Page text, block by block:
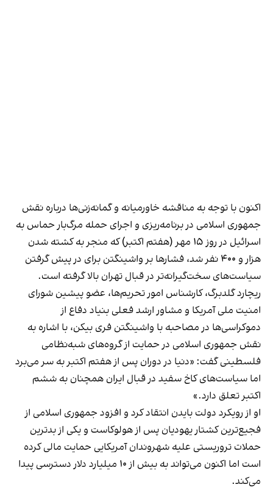
اکنون با توجه به مناقشه خاورمیانه و گمانه‌زنی‌ها درباره نقش
جمهوری اسلامی در برنامه‌ریزی و اجرای حمله مرگ‌بار حماس به
اسرائیل در روز ۱۵ مهر (هفتم اکتبر) که منجر به کشته شدن
هزار و ۴۰۰ نفر شد، فشارها بر واشینگتن برای در پیش گرفتن
سیاست‌های سخت‌گیرانه‌تر در قبال تهران بالا گرفته است.
ریچارد گلدبرگ، کارشناس امور تحریم‌ها، عضو پیشین شورای
امنیت ملی آمریکا و مشاور ارشد فعلی بنیاد دفاع از
دموکراسی‌ها در مصاحبه با واشینگتن فری بیکن، با اشاره به
نقش جمهوری اسلامی در حمایت از گروه‌های شبه‌نظامی
فلسطینی گفت: «دنیا در دوران پس از هفتم اکتبر به سر می‌برد
اما سیاست‌های کاخ سفید در قبال ایران همچنان به ششم
اکتبر تعلق دارد.»
او از رویکرد دولت بایدن انتقاد کرد و افزود جمهوری اسلامی از
فجیع‌ترین کشتار یهودیان پس از هولوکاست و یکی از بدترین
حملات تروریستی علیه شهروندان آمریکایی حمایت مالی کرده
است اما اکنون می‌تواند به بیش از ۱۰ میلیارد دلار دسترسی پیدا
می‌کند.